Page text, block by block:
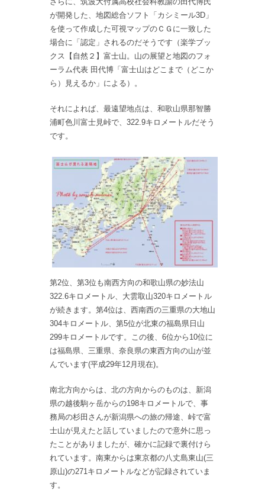
が開発した、地図総合ソフト「カシミール3D」
を使って作成した可視マップのＣＧに一致した
場合に「認定」されるのだそうです（楽学ブッ
クス【自然２】富士山。山の展望と地図のフォ
ーラム代表 田代博「富士山はどこまで（どこか
ら）見えるか」による）。
それによれば、最遠望地点は、和歌山県那智勝
浦町色川富士見峠で、322.9キロメートルだそう
です。
第2位、第3位も南西方向の和歌山県の妙法山
322.6キロメートル、大雲取山320キロメートル
が続きます。第4位は、西南西の三重県の大地山
304キロメートル、第5位が北東の福島県日山
299キロメートルです。この後、6位から10位に
は福島県、三重県、奈良県の東西方向の山が並
んでいます(平成29年12月現在)。
南北方向からは、北の方向からのものは、新潟
県の越後駒ヶ岳からの198キロメートルで、事
務局の杉田さんが新潟県への旅の帰途、峠で富
士山が見えたと話していましたので意外に思っ
たことがありましたが、確かに記録で裏付けら
れています。南東からは東京都の八丈島東山(三
原山)の271キロメートルなどが記録されていま
す。